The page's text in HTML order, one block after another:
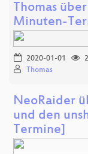
Thomas
Minuten-
2020-01-01
Thomas
NeoRaider
und den
Termine]